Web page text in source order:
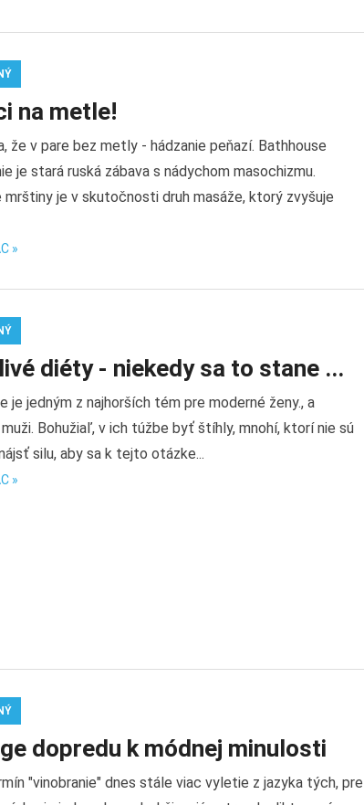
na metle!
že v pare bez metly - hádzanie peňazí. Bathhouse
je stará ruská zábava s nádychom masochizmu.
mrštiny je v skutočnosti druh masáže, ktorý zvyšuje
»
diéty - niekedy sa to stane ...
je jedným z najhorších tém pre moderné ženy., a
Bohužiaľ, v ich túžbe byť štíhly, mnohí, ktorí nie sú
silu, aby sa k tejto otázke...
»
dopredu k módnej minulosti
"vinobranie" dnes stále viac vyletie z jazyka tých, pre